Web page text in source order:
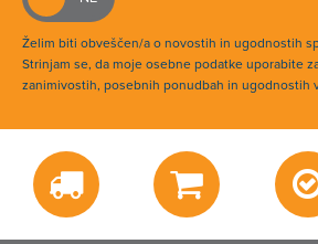
Želim biti obveščen/a o novostih in ugodnostih
Strinjam se, da moje osebne podatke uporabite
zanimivostih, posebnih ponudbah in ugodnostih